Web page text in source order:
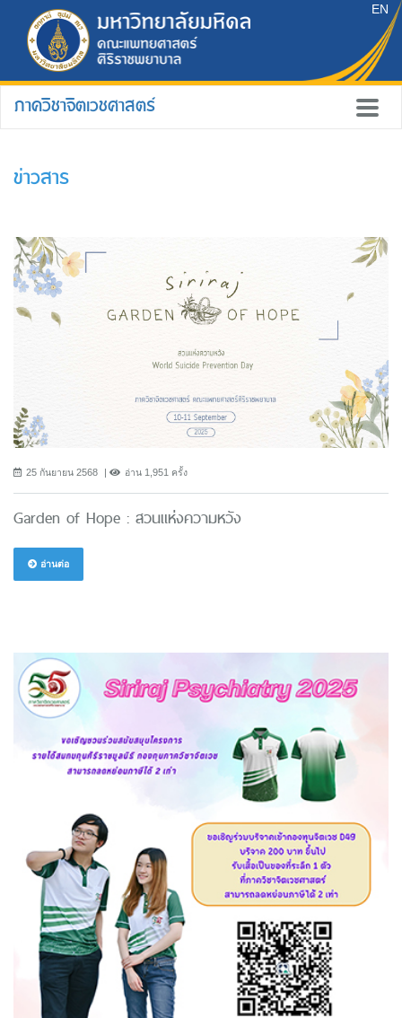
EN
ภาควิชาจิตเวชศาสตร์
ข่าวสาร
25 กันยายน 2568 อ่าน 1,951 ครั้ง
Garden of Hope : สวนแห่งความหวัง
อ่านต่อ